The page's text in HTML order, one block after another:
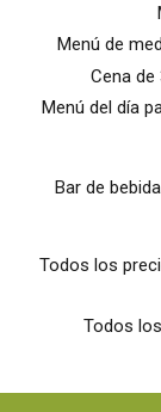
Menú de
Cena
Menú del día
Bar de
Todos los
Todos